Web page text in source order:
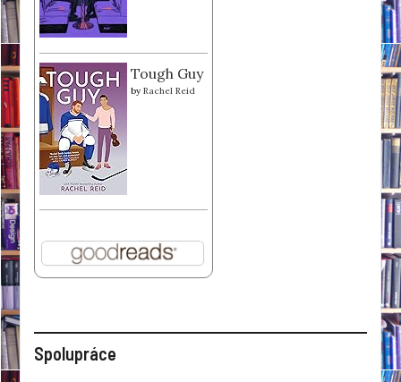
Tough Guy
byRachel Reid
Spolupráce